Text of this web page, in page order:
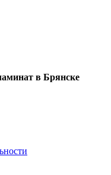
в Брянске